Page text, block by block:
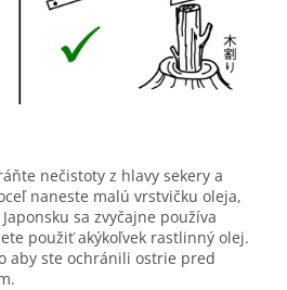
nečistoty z hlavy sekery a
naneste malú vrstvičku oleja,
sa zvyčajne používa
použiť akýkoľvek rastlinný olej.
aby ste ochránili ostrie pred